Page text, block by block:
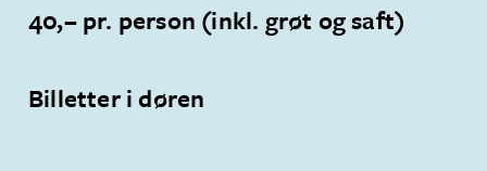
40,– pr. person (inkl. grøt og saft)
Billetter i døren